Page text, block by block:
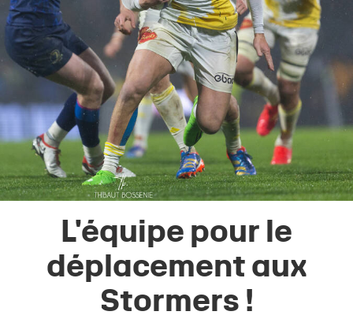
L'équipe pour le
déplacement aux
Stormers !